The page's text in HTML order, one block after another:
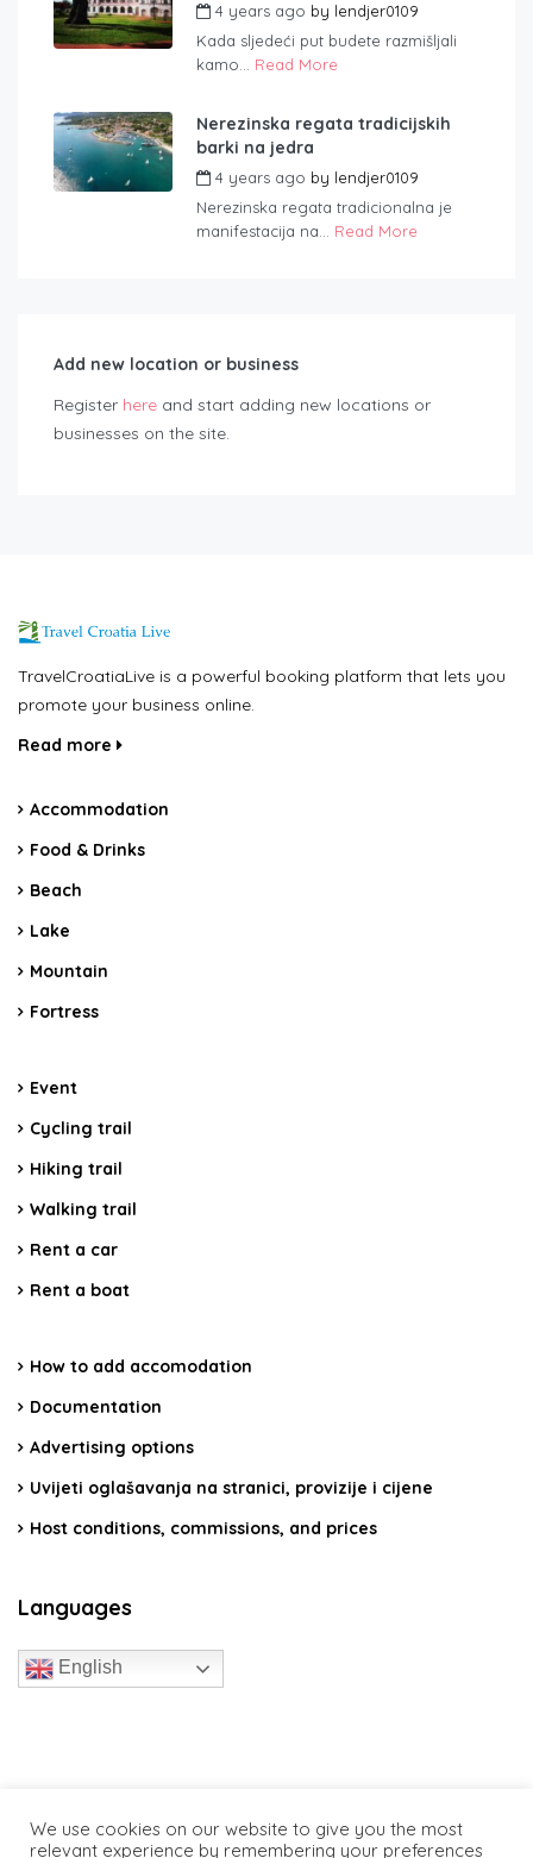
4 years ago by lendjer0109
Kada sljedeći put budete razmišljali
kamo... Read More
Nerezinska regata tradicijskih
barki na jedra
4 years ago by lendjer0109
Nerezinska regata tradicionalna je
manifestacija na... Read More
Add new location or business
Register here and start adding new locations or
businesses on the site.
TravelCroatiaLive is a powerful booking platform that lets you
promote your business online.
Read more
Accommodation
Food & Drinks
Beach
Lake
Mountain
Fortress
Event
Cycling trail
Hiking trail
Walking trail
Rent a car
Rent a boat
How to add accomodation
Documentation
Advertising options
Uvijeti oglašavanja na stranici, provizije i cijene
Host conditions, commissions, and prices
Languages
English
We use cookies on our website to give you the most
relevant experience by remembering your preferences